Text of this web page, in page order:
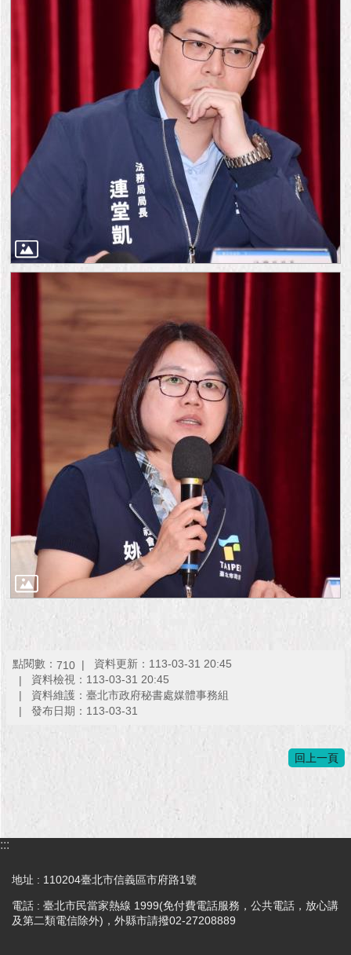
點閱數： 710
資料更新：113-03-31 20:45
資料檢視：113-03-31 20:45
資料維護：臺北市政府秘書處媒體事務組
發布日期：113-03-31
回上一頁
:::
地址 : 110204臺北市信義區市府路1號
電話 : 臺北市民當家熱線 1999(免付費電話服務，公共電話，放心講
及第二類電信除外)，外縣市請撥02-27208889